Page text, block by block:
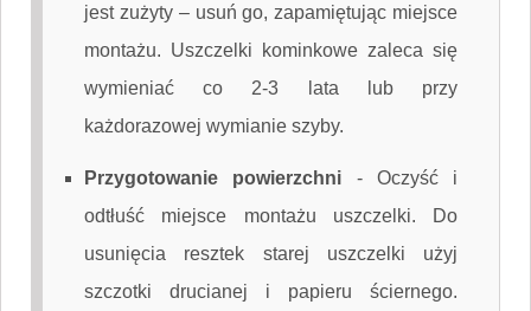
jest zużyty – usuń go, zapamiętując miejsce
montażu. Uszczelki kominkowe zaleca się
wymieniać co 2-3 lata lub przy
każdorazowej wymianie szyby.
Przygotowanie powierzchni - Oczyść i
odtłuść miejsce montażu uszczelki. Do
usunięcia resztek starej uszczelki użyj
szczotki drucianej i papieru ściernego.